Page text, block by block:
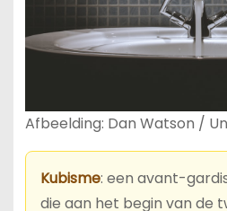
Afbeelding: Dan Watson /
Kubisme: een avant-
die aan het begin van de